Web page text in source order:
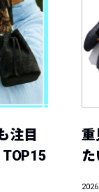
注目
重